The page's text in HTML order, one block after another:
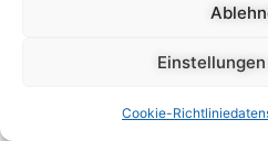
Cookie-Richtlinie
wird privat beauftragt
erläutern. Ein
Sachverständigenbüro Sudhoff